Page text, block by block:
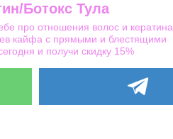
Ботокс Тула
про отношения волос и кератина
кайфа с прямыми и блестящими
и получи скидку 15%